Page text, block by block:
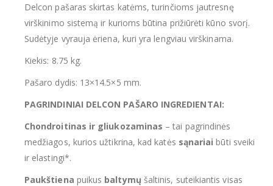
Delcon pašaras skirtas katėms, turinčioms jautresnę
virškinimo sistemą ir kurioms būtina prižiūrėti kūno svorį.
Sudėtyje vyrauja ėriena, kuri yra lengviau virškinama.
Kiekis: 8.75 kg.
Pašaro dydis: 13×14.5×5 mm.
PAGRINDINIAI DELCON PAŠARO INGREDIENTAI:
Chondroitinas ir gliukozaminas – tai pagrindinės
medžiagos, kurios užtikrina, kad katės sąnariaibūti sveiki
ir elastingi*.
Paukštiena puikus baltymų šaltinis, suteikiantis visas